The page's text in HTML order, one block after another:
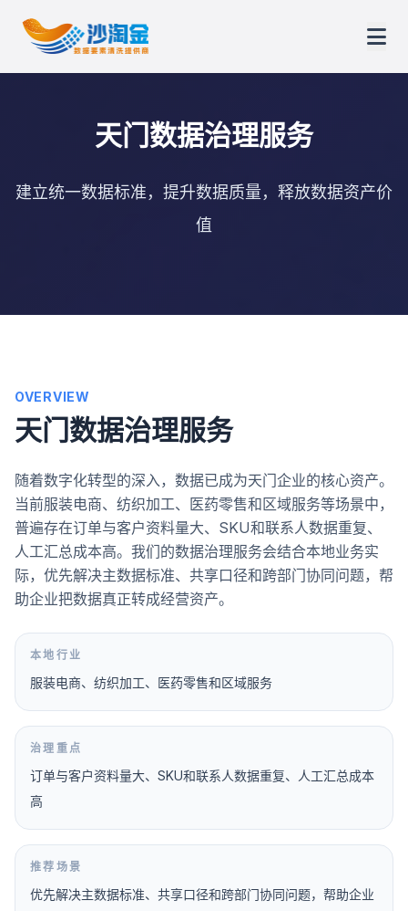
天门数据治理服务
建立统一数据标准，提升数据质量，释放数据资产价
值
OVERVIEW
天门数据治理服务
随着数字化转型的深入，数据已成为天门企业的核心资产。
当前服装电商、纺织加工、医药零售和区域服务等场景中，
普遍存在订单与客户资料量大、SKU和联系人数据重复、
人工汇总成本高。我们的数据治理服务会结合本地业务实
际，优先解决主数据标准、共享口径和跨部门协同问题，帮
助企业把数据真正转成经营资产。
本地行业
服装电商、纺织加工、医药零售和区域服务
治理重点
订单与客户资料量大、SKU和联系人数据重复、人工汇总成本
高
推荐场景
优先解决主数据标准、共享口径和跨部门协同问题，帮助企业